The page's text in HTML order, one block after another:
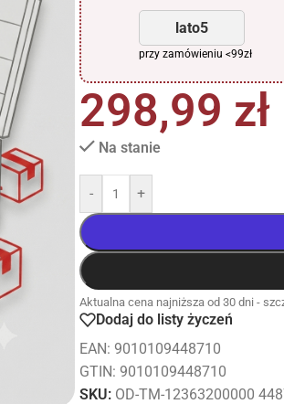
lato5
przy zamówieniu <99zł
298,99 zł
Na stanie
- +
Aktualna cena najniższa od 30 dni -
Dodaj do listy życzeń
EAN: 9010109448710
GTIN: 9010109448710
SKU: OD-TM-12363200000